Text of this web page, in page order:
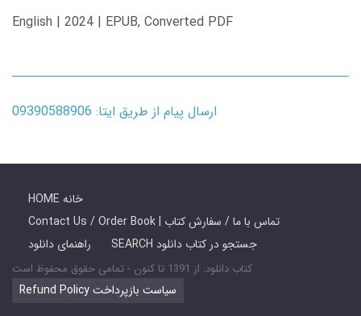
English | 2024 | EPUB, Converted PDF
ارسال پیام از طریق ایتا: 09390588906
HOME خانه
Contact Us / Order Book | تماس با ما / سفارش کتاب
راهنمای دانلود
SEARCH جستجو در کتاب دانلود
کتاب دانلود: از 1391 تا کنون - تمامی حقوق محفوظ است
Refund Policy سیاست بازپرداخت